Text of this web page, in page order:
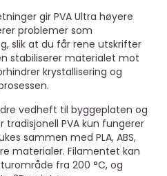
gir PVA Ultra høyere
problemer som
slik at du får rene utskrifter
stabiliserer materialet mot
krystallisering og
vedheft til byggeplaten og
PVA kun fungerer
sammen med PLA, ABS,
materialer. Filamentet kan
fra 200 °C, og